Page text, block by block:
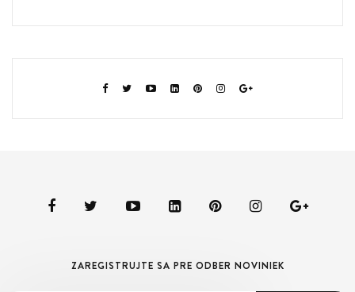
ZAREGISTRUJTE SA PRE ODBER NOVINIEK